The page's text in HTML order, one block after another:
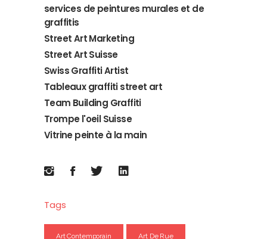
services de peintures murales et de
graffitis
Street Art Marketing
Street Art Suisse
Swiss Graffiti Artist
Tableaux graffiti street art
Team Building Graffiti
Trompe l'oeil Suisse
Vitrine peinte à la main
Tags
Art Contemporain Art De Rue